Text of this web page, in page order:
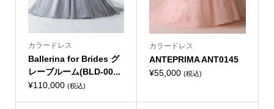
カラードレス
Ballerina for Brides グ
レーブルーム(BLD-00...
¥110,000 (税込)
カラードレス
ANTEPRIMA ANT0145
¥55,000 (税込)